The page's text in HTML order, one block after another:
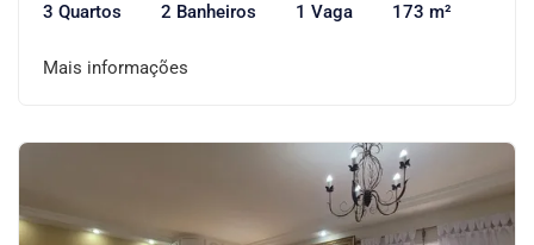
3 Quartos 2 Banheiros 1 Vaga 173 m²
Mais informações